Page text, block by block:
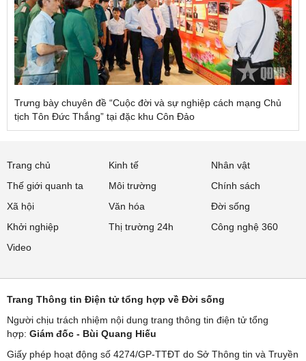
Trưng bày chuyên đề “Cuộc đời và sự nghiệp cách mạng Chủ
tịch Tôn Đức Thắng” tại đặc khu Côn Đảo
Trang chủ Kinh tế
Nhân vật
Thế giới quanh ta
Môi trường
Chính sách
Xã hội
Văn hóa
Đời sống
Khởi nghiệp
Thị trường 24h
Công nghệ 360
Video
Trang Thông tin Điện tử tổng hợp về Đời sống
Người chịu trách nhiệm nội dung trang thông tin điện tử tổng
hợp: Giám đốc - Bùi Quang Hiếu
Giấy phép hoạt động số 4274/GP-TTĐT do Sở Thông tin và Truyền